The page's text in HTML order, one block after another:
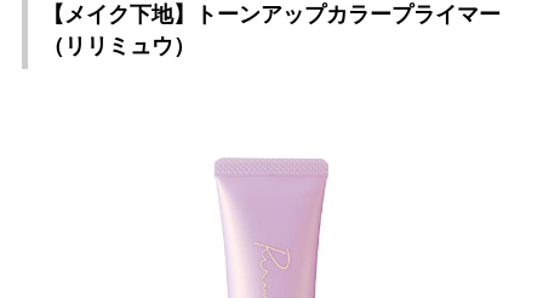
【メイク下地】トーンアップカラープライマー
（リリミュウ）